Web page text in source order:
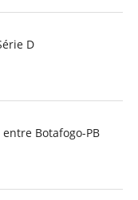
D
Botafogo-PB